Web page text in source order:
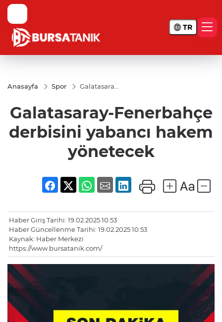
TR
Anasayfa Spor
Galatasaray-
yabancı
hakem
yönetecek
Galatasaray-Fenerbahçe
derbisini yabancı hakem
yönetecek
Haber Giriş Tarihi: 19.02.2025 10:53
Haber Güncellenme Tarihi: 19.02.2025 10:53
Kaynak: Haber Merkezi
https://www.bursatanik.com/